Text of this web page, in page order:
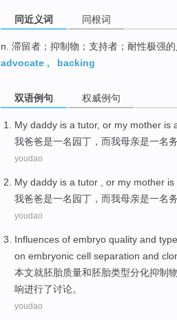
同近义词 同根词
n. 滞留者；抑制物；支持者；耐性极强的
advocate , backing
双语例句 权威例句
My daddy is a tutor, or my mother is
我爸爸是一名园丁， 而我母亲是一名
youdao
My daddy is a tutor , or my mother is
我爸爸是一名园丁， 而我母亲是一名
youdao
Influences of embryo quality and type
on embryonic cell separation and
本文就胚胎质量和胚胎类型分化抑制
响进行了讨论。
youdao